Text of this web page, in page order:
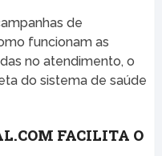
de
funcionam as
no atendimento, o
do sistema de saúde
FACILITA O